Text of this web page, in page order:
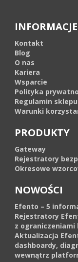
INFORMACJE
Kontakt
Blog
O nas
Kariera
Wsparcie
Polityka
Regulamin
Warunki
PRODUKTY
Gateway
Rejestratory
Okresowe
NOWOŚCI
Efento – 5
Rejestratory
z ograniczeniami
Aktualizacja
dashboardy,
wewnątrz